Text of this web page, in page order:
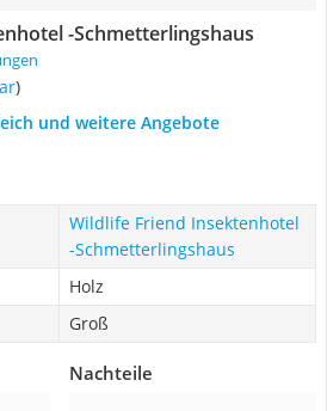
-Schmetterlingshaus
)
und weitere Angebote
Wildlife Friend Insektenhotel
-Schmetterlingshaus
Holz
Groß
Nachteile